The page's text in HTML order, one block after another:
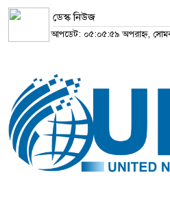
ডেস্ক নিউজ
আপডেট: ০৫:০৫:৫৯ অপরাহ্ন,